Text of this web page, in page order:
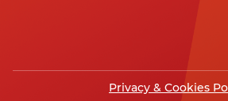
Privacy & Cookies